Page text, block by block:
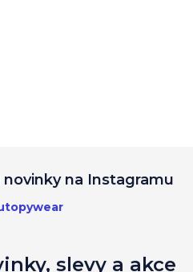
na Instagramu
slevy a akce